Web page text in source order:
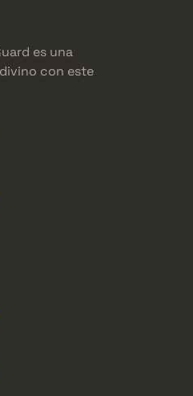
es una
con este